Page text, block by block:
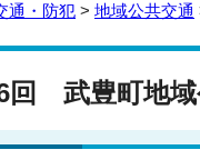
通・防犯 > 地域公共交通
回 武豊町地域